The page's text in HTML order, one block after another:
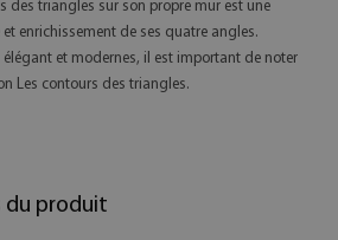
des triangles sur son propre mur est une
enrichissement de ses quatre angles.
élégant et modernes, il est important de noter
Les contours des triangles.
du produit